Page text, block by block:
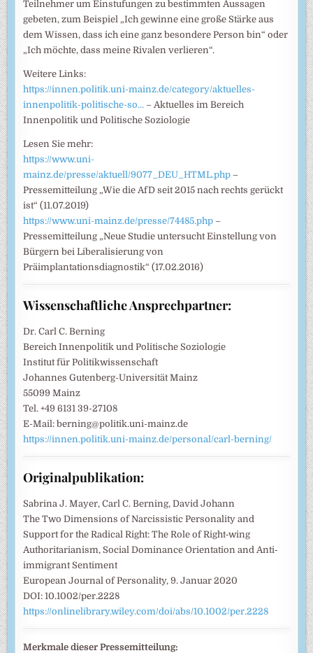
Teilnehmer um Einstufungen zu bestimmten Aussagen
gebeten, zum Beispiel „Ich gewinne eine große Stärke aus
dem Wissen, dass ich eine ganz besondere Person bin“ oder
„Ich möchte, dass meine Rivalen verlieren“.
Weitere Links:
https://innen.politik.uni-mainz.de/category/aktuelles-
innenpolitik-politische-so… – Aktuelles im Bereich
Innenpolitik und Politische Soziologie
Lesen Sie mehr:
https://www.uni-
mainz.de/presse/aktuell/9077_DEU_HTML.php –
Pressemitteilung „Wie die AfD seit 2015 nach rechts gerückt
ist“ (11.07.2019)
https://www.uni-mainz.de/presse/74485.php –
Pressemitteilung „Neue Studie untersucht Einstellung von
Bürgern bei Liberalisierung von
Präimplantationsdiagnostik“ (17.02.2016)
Wissenschaftliche Ansprechpartner:
Dr. Carl C. Berning
Bereich Innenpolitik und Politische Soziologie
Institut für Politikwissenschaft
Johannes Gutenberg-Universität Mainz
55099 Mainz
Tel. +49 6131 39-27108
E-Mail: berning@politik.uni-mainz.de
https://innen.politik.uni-mainz.de/personal/carl-berning/
Originalpublikation:
Sabrina J. Mayer, Carl C. Berning, David Johann
The Two Dimensions of Narcissistic Personality and
Support for the Radical Right: The Role of Right‐wing
Authoritarianism, Social Dominance Orientation and Anti‐
immigrant Sentiment
European Journal of Personality, 9. Januar 2020
DOI: 10.1002/per.2228
https://onlinelibrary.wiley.com/doi/abs/10.1002/per.2228
Merkmale dieser Pressemitteilung: